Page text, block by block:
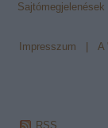
Sajtómegjelenések
Impresszum A
RSS